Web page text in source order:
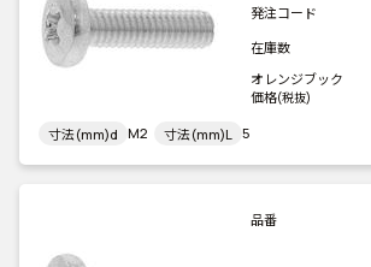
発注コード
在庫数
オレンジブック
価格(税抜)
寸法(mm)d M2 寸法(mm)L 5
品番